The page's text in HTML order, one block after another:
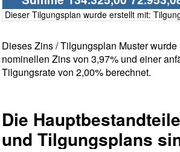
Dieser Tilgungsplan wurde erstellt mit:
Dieses Zins / Tilgungsplan Muster wurde
nominellen Zins von 3,97% und einer
Tilgungsrate von 2,00% berechnet.
Die
und Tilgungsplans